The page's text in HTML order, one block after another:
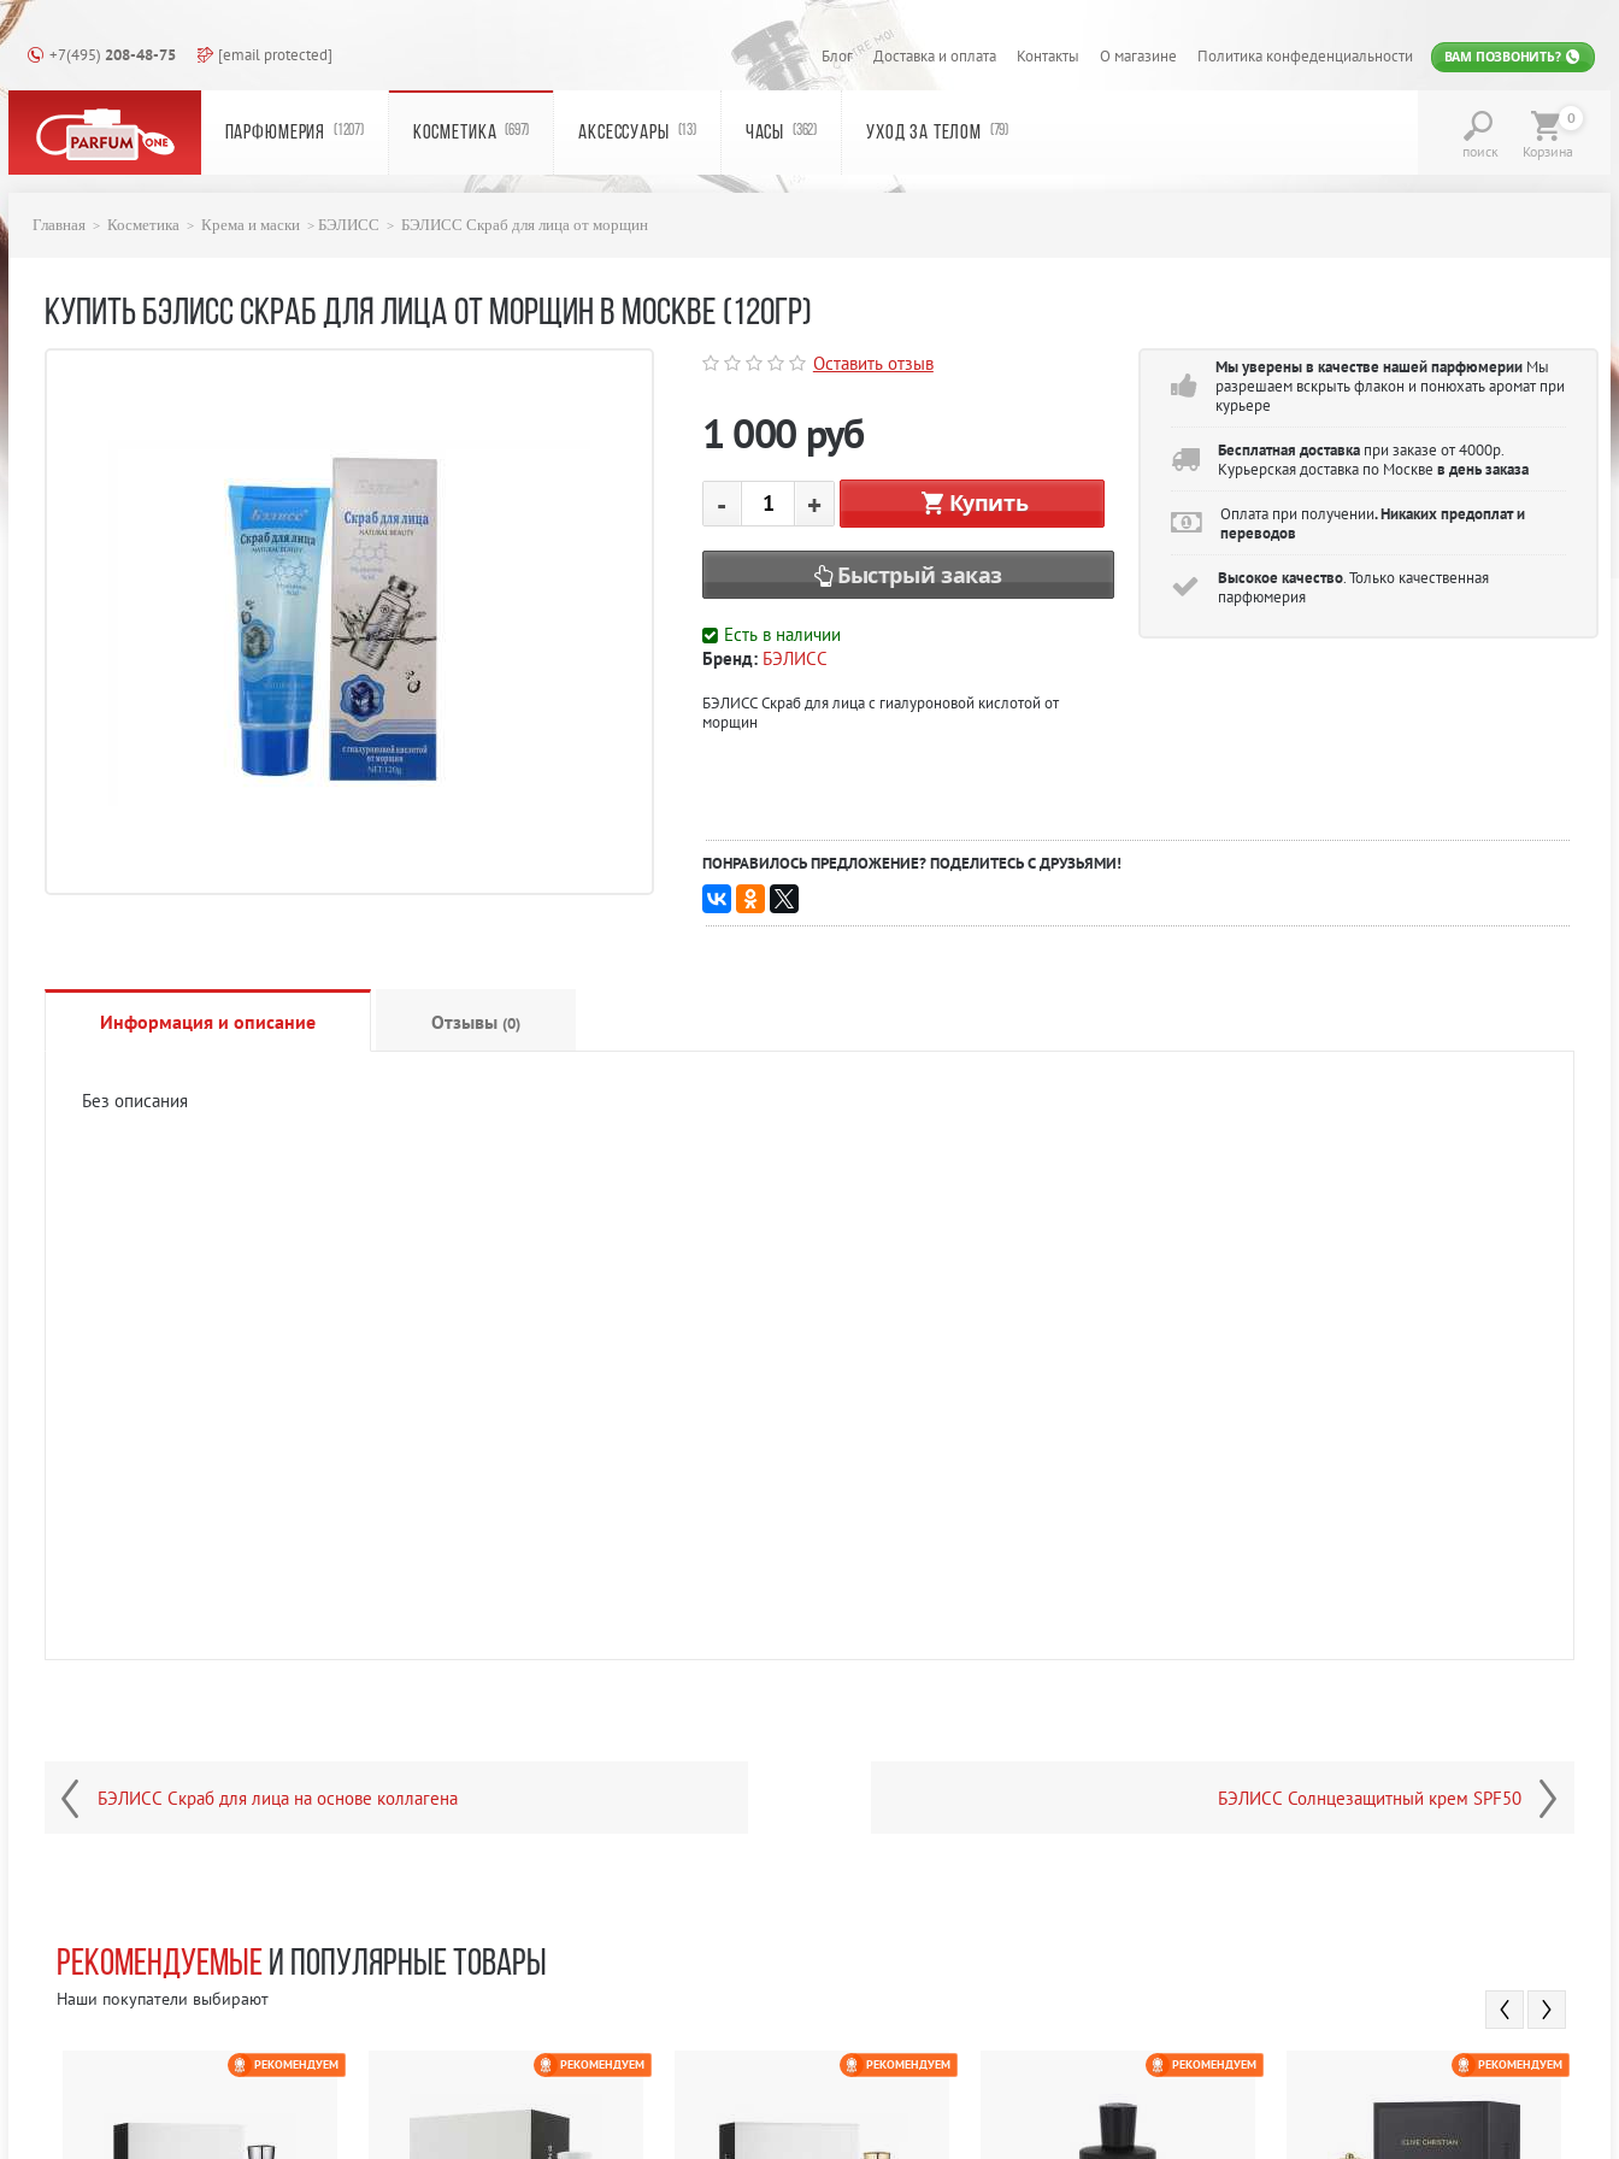
+7(495) 208-48-75 [email protected] Блог Доставка и оплата Контакты О магазине Политика конфеденциальности ВАМ ПОЗВОНИТЬ?
ПАРФЮМЕРИЯ (1207) КОСМЕТИКА (697) АКСЕССУАРЫ (13) ЧАСЫ (362) УХОД ЗА ТЕЛОМ (79)
поиск
0
Корзина
Главная Косметика Крема и маски БЭЛИСС БЭЛИСС Скраб для лица от морщин
КУПИТЬ БЭЛИСС СКРАБ ДЛЯ ЛИЦА ОТ МОРЩИН В МОСКВЕ (120ГР)
Оставить отзыв
1 000 руб
- + Купить
Быстрый заказ
Есть в наличии
Бренд: БЭЛИСС
БЭЛИСС Скраб для лица с гиалуроновой кислотой от
морщин
Мы уверены в качестве нашей парфюмерииМы
разрешаем вскрыть флакон и понюхать аромат при
курьере
Бесплатная доставкапри заказе от 4000р.
Курьерская доставка по Москве в день заказа
Оплата при получении. Никаких предоплат и
переводов
Высокое качество. Только качественная
парфюмерия
ПОНРАВИЛОСЬ ПРЕДЛОЖЕНИЕ? ПОДЕЛИТЕСЬ С ДРУЗЬЯМИ!
Информация и описание Отзывы (0)
Без описания
БЭЛИСС Скраб для лица на основе коллагена БЭЛИСС Солнцезащитный крем SPF50
РЕКОМЕНДУЕМЫЕИ ПОПУЛЯРНЫЕ ТОВАРЫ
Наши покупатели выбирают
РЕКОМЕНДУЕМ РЕКОМЕНДУЕМ РЕКОМЕНДУЕМ РЕКОМЕНДУЕМ РЕКОМЕНДУЕМ